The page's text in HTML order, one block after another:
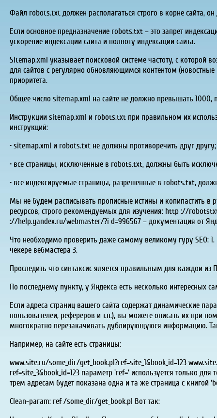
Файл robots.txt должен располагаться строго в корне сайта,
Если основное предназначение robots.txt – это запрет
ускорение индексации сайта и полноту индексации сайта.
Sitemap.xml указывает поисковой системе частоту, с которой
для сайтов с регулярно обновляющимся контентом
приоритета.
Общее число sitemap.xml на сайте не должно превышать
Инструкции sitemap.xml и robots.txt при правильном их
инструкций:
• sitemap.xml и robots.txt не должны противоречить друг другу;
• все страницы, исключенные в robots.txt, должны быть
• все индексируемые страницы, разрешенные в robots.txt,
Мы не будем расписывать прописные истины и копипастить в
ресурсов, строго рекомендуемых для изучения: http ://
://help.yandex.ru/webmaster/?i d=996567 – документация от
Что необходимо проверить даже самому великому гуру SEO:
чекере вебмастера 3.
Проследить что синтаксис яляется правильным для каждой
По последнему пункту, у Яндекса есть несколько интересных
Если адреса страниц вашего сайта содержат динамические
пользователей, рефереров и т.п.), вы можете описать их при
многократно перезакачивать дублирующуюся информацию.
Например, на сайте есть страницы:
www.site.ru/some_dir/get_book.pl?ref=site_1&book_id=123
ref=site_3&book_id=123 параметр 'ref=' используется только
трем адресам будет показана одна и та же страница с книгой
Clean-param: ref /some_dir/get_book.pl Вот так: